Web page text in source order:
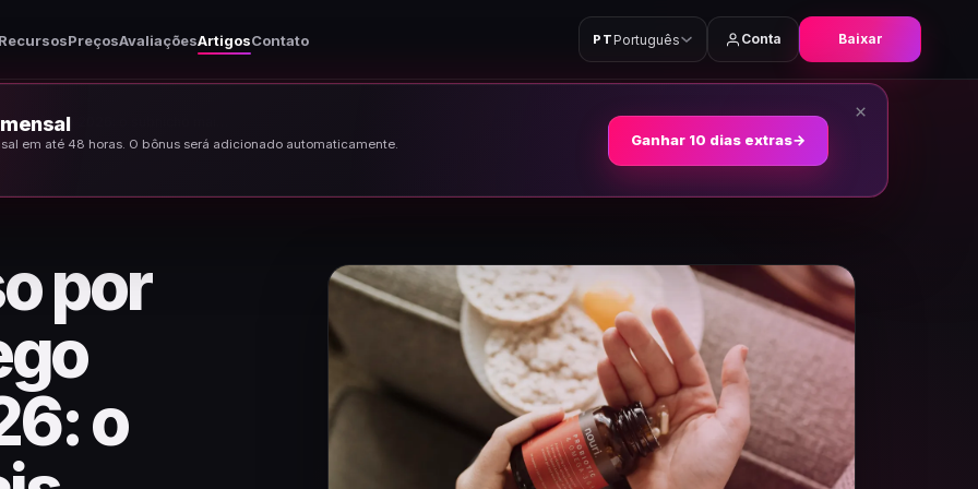
RecursosPreçosAvaliaçõesArtigosContato PTPortuguês Conta Baixar
por
o
em até 48 horas. O bônus será adicionado automaticamente. Ganhar 10 dias extras→
×